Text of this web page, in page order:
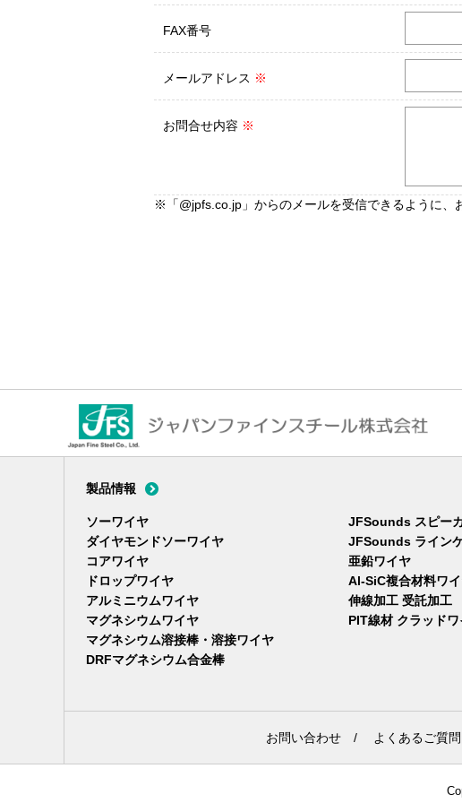
FAX番号
メールアドレス ※
お問合せ内容 ※
※「@jpfs.co.jp」からのメールを受信できるように、
ジャパンファインスチール株式会社
製品情報
ソーワイヤ
ダイヤモンドソーワイヤ
コアワイヤ
ドロップワイヤ
アルミニウムワイヤ
マグネシウムワイヤ
マグネシウム溶接棒・溶接ワイヤ
DRFマグネシウム合金棒
JFSounds スピー
JFSounds ライン
亜鉛ワイヤ
Al-SiC複合材料ワ
伸線加工 受託加工
PIT線材 クラッド
お問い合わせ / よくあるご質問